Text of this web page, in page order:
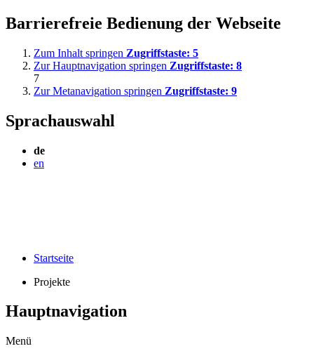
Barrierefreie Bedienung der Webseite
Zum Inhalt springen Zugriffstaste: 5
Zur Hauptnavigation springen Zugriffstaste: 8
7
Zur Metanavigation springen Zugriffstaste: 9
Sprachauswahl
de
en
Startseite
Projekte
Hauptnavigation
Menü